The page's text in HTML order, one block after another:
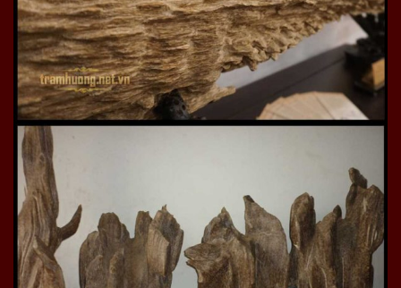
không khí, dương khí mạnh, quyện hương thơm xua tà
khí, hút vượng khí gia tài, gia lộc.